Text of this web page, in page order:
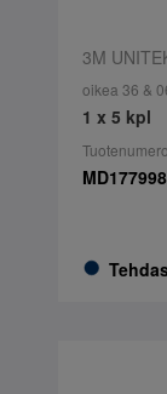
3M
oikea 36 &
1 x 5 kpl
MD177998